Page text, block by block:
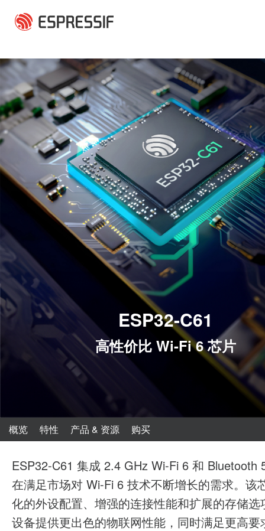
ESP32-C61
高性价比 Wi-Fi 6 芯片
概览 特性 产品 & 资源 购买
ESP32-C61 集成 2.4 GHz Wi-Fi 6 和 Bluetooth
在满足市场对 Wi-Fi 6 技术不断增长的需求。该
化的外设配置、增强的连接性能和扩展的存储选
设备提供更出色的物联网性能，同时满足更高要